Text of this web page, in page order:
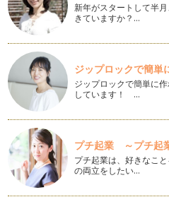
アップルクランブル
こんにちは！ お菓子研究家 橋本
家庭で簡単に作ら…
いちごのクレームブリュレ
こんにちは！ お菓子研究家 橋
クレームブリュレ…
サクサクパイとアイスクリーム
こんにちは！お菓子研究家 橋本
イシートを使って、１５分で…
スコーン
こんにちは！ お菓子研究家 橋本
です。 …
新年がスタートして半
きていますか？…
ジップロックで簡単
ジップロックで簡単に
しています！ …
プチ起業 ～プチ起
プチ起業は、好きなこ
の両立をしたい…